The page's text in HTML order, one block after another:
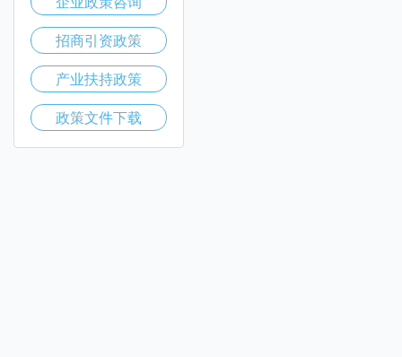
招商引资政策
产业扶持政策
政策文件下载